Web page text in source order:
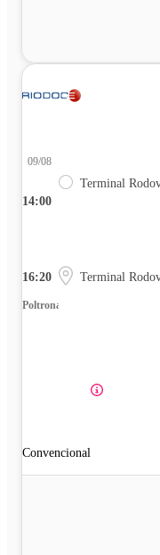
14:00
09/08
Terminal
16:20 Terminal
Poltrona
Convencional